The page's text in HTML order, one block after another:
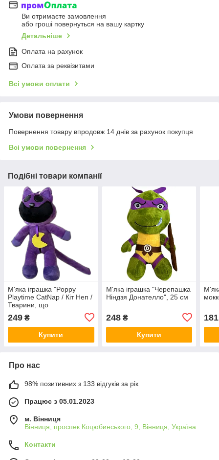
Ви отримаєте замовлення
або гроші повернуться на вашу картку
Детальніше
Оплата на рахунок
Оплата за реквізитами
Всі умови оплати
Умови повернення
Повернення товару впродовж 14 днів за рахунок покупця
Всі умови повернення
Подібні товари компанії
М'яка іграшка "Poppy
Playtime CatNap / Кіт Неп /
Тварини, що
249 ₴
Купити
М'яка іграшка "Черепашка
Ніндзя Донателло", 25 см
248₴
Купити
181
Про нас
98% позитивних з 133 відгуків за рік
Працює з 05.01.2023
м. Вінниця
Вінниця, проспек Коцюбинського, 9, Вінниця, Україна
Контакти